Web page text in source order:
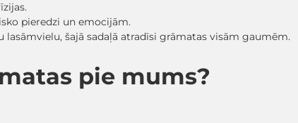
pieredzi un emocijām.
šajā sadaļā atradīsi grāmatas visām gaumēm.
pie mums?